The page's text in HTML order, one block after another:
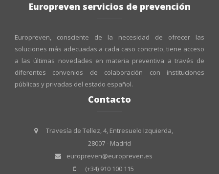
Europreven servicios de prevención
Europreven, consciente de la necesidad de ofrecer las
soluciones más adecuadas a cada caso concreto, tiene acceso
a las últimas novedades en materia preventiva a través de
diferentes convenios de colaboración con instituciones
públicas y privadas del estado español.
Contacto
Travesía de Tellez, 4, Entresuelo Izquierda,
28007 - Madrid
europreven@europreven.es
(+34) 910 100 115